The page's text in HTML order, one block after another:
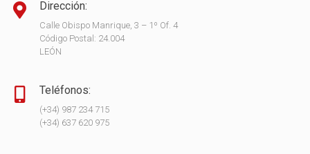
Dirección:
Calle Obispo Manrique, 3 – 1º Of. 4
Código Postal: 24.004
LEÓN
Teléfonos:
(+34) 987 234 715
(+34) 637 620 975